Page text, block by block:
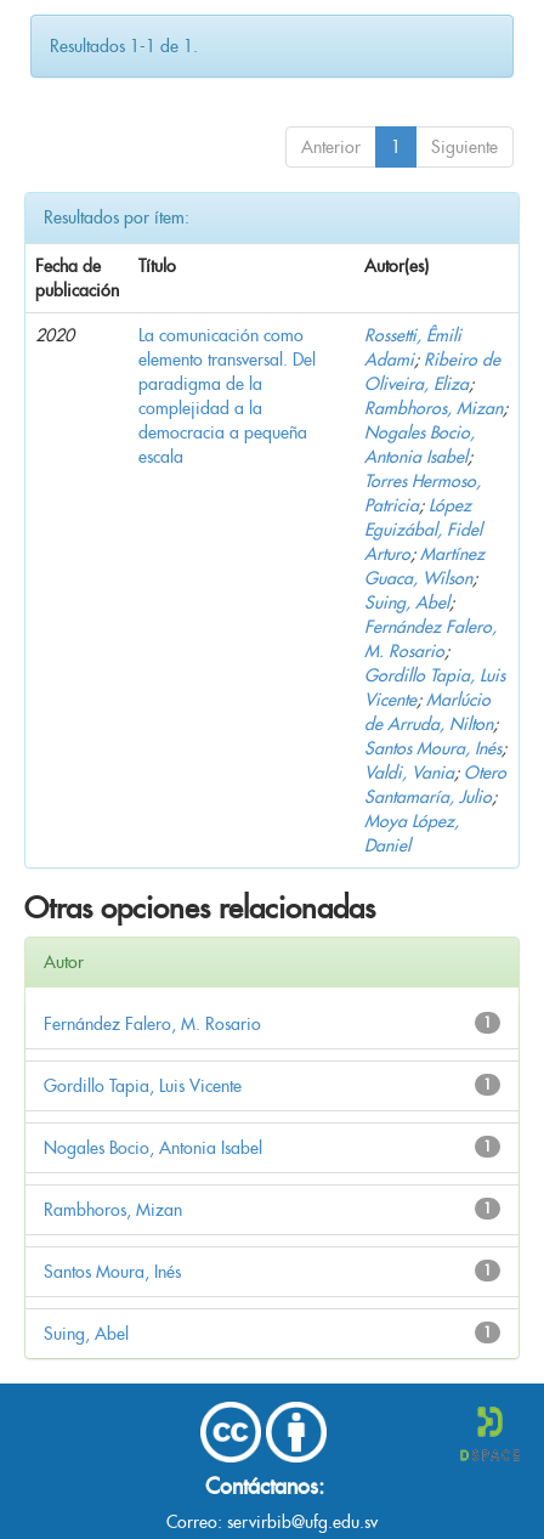
Resultados 1-1 de 1.
Anterior 1 Siguiente
Resultados por ítem:
Fecha de
publicación
Título Autor(es)
2020
La comunicación como
elemento transversal. Del
paradigma de la
complejidad a la
democracia a pequeña
escala
Rossetti, Êmili
Adami; Ribeiro de
Oliveira, Eliza;
Rambhoros, Mizan;
Nogales Bocio,
Antonia Isabel;
Torres Hermoso,
Patricia; López
Eguizábal, Fidel
Arturo;Martínez
Guaca, Wilson;
Suing, Abel;
Fernández Falero,
M. Rosario;
Gordillo Tapia, Luis
Vicente;Marlúcio
de Arruda, Nilton;
Santos Moura, Inés;
Valdi, Vania; Otero
Santamaría, Julio;
Moya López,
Daniel
Otras opciones relacionadas
Autor
1
Fernández Falero, M. Rosario
1
Gordillo Tapia, Luis Vicente
1
Nogales Bocio, Antonia Isabel
1
Rambhoros, Mizan
1
Santos Moura, Inés
1
Suing, Abel
Contáctanos:
Correo: servirbib@ufg.edu.sv